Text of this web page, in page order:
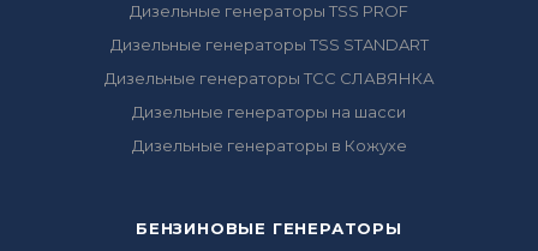
Дизельные генераторы TSS PROF
Дизельные генераторы TSS STANDART
Дизельные генераторы ТСС СЛАВЯНКА
Дизельные генераторы на шасси
Дизельные генераторы в Кожухе
БЕНЗИНОВЫЕ ГЕНЕРАТОРЫ